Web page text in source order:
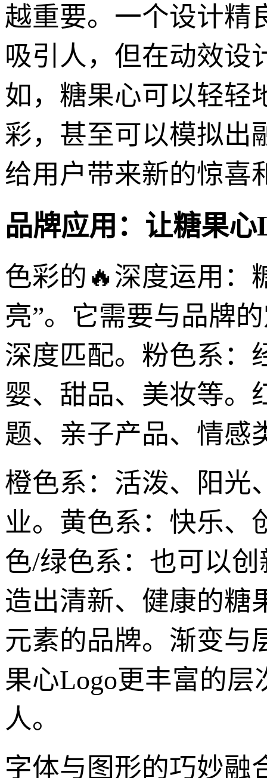
越重要。一个设计精
吸引人，但在动效设
如，糖果心可以轻轻
彩，甚至可以模拟出
给用户带来新的惊喜
品牌应用：让糖果心
色彩的🔥深度运用：
亮”。它需要与品牌
深度匹配。粉色系：
婴、甜品、美妆等。
题、亲子产品、情感
橙色系：活泼、阳光
业。黄色系：快乐、
色/绿色系：也可以
造出清新、健康的糖
元素的品牌。渐变与
果心Logo更丰富的
人。
字体与图形的巧妙融